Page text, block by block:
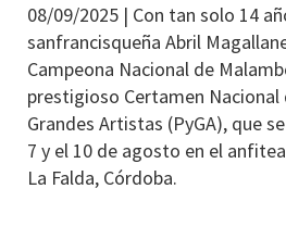
08/09/2025 | Con tan solo 14
sanfrancisqueña Abril
Campeona Nacional de
prestigioso Certamen Nacional
Grandes Artistas (PyGA), que
7 y el 10 de agosto en el
La Falda, Córdoba.